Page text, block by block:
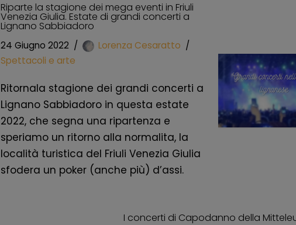
Riparte la stagione dei mega eventi in Friuli
Venezia Giulia. Estate di grandi concerti a
Lignano Sabbiadoro
24 Giugno 2022
Lorenza Cesaratto
Spettacoli e arte
Ritornala stagione dei grandi concerti a
Lignano Sabbiadoro in questa estate
2022, che segna una ripartenza e
speriamo un ritorno alla normalita, la
località turistica del Friuli Venezia Giulia
sfodera un poker (anche più) d’assi.
I concerti di Capodanno della